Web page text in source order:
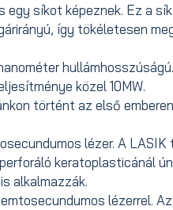
síkot képeznek. Ez a
így tökéletesen
közel 10MW.
történt az első
lézer. A
keratoplasticánál
alkalmazzák.
lézerrel.